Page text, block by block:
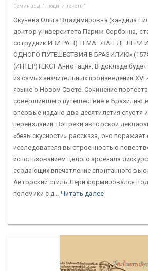
Семинары, "Люди и тексты"
Окунева Ольга Владимировна (кандидат
доктор университета Париж-Сорбонна,
сотрудник ИВИ РАН) ТЕМА: ЖАН ДЕ ЛЕРИ
ОДНОГО ПУТЕШЕСТВИЯ В БРАЗИЛИЮ»
(ИНТЕР)ТЕКСТ Аннотация. В докладе
из самых значительных произведений XVI
языке о Новом Свете. Сочинение
совершившего путешествие в Бразилию
впервые издано два десятилетия спустя
переизданий. Вопреки авторской
«безыскусности» рассказа, оно поражает
исследователя выстроенностью
использованием целого арсенала
создающих впечатление спонтанного
Авторский стиль Лери формировался
полемики с д... Читать далее